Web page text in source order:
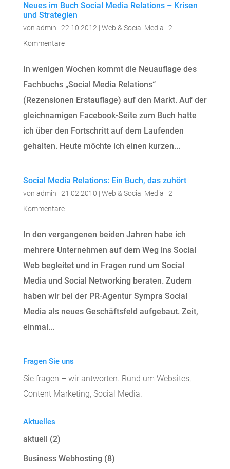
Neues im Buch Social Media Relations – Krisen
und Strategien
von admin | 22.10.2012 | Web & Social Media | 2
Kommentare
In wenigen Wochen kommt die Neuauflage des
Fachbuchs „Social Media Relations“
(Rezensionen Erstauflage) auf den Markt. Auf der
gleichnamigen Facebook-Seite zum Buch hatte
ich über den Fortschritt auf dem Laufenden
gehalten. Heute möchte ich einen kurzen...
Social Media Relations: Ein Buch, das zuhört
von admin | 21.02.2010 | Web & Social Media | 2
Kommentare
In den vergangenen beiden Jahren habe ich
mehrere Unternehmen auf dem Weg ins Social
Web begleitet und in Fragen rund um Social
Media und Social Networking beraten. Zudem
haben wir bei der PR-Agentur Sympra Social
Media als neues Geschäftsfeld aufgebaut. Zeit,
einmal...
Fragen Sie uns
Sie fragen – wir antworten. Rund um Websites,
Content Marketing, Social Media.
Aktuelles
aktuell (2)
Business Webhosting (8)